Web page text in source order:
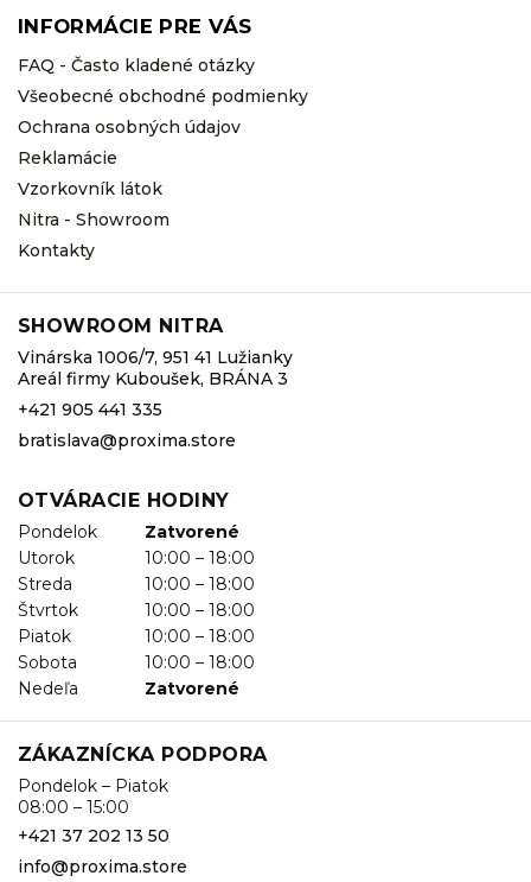
INFORMÁCIE PRE VÁS
FAQ - Často kladené otázky
Všeobecné obchodné podmienky
Ochrana osobných údajov
Reklamácie
Vzorkovník látok
Nitra - Showroom
Kontakty
SHOWROOM NITRA
Vinárska 1006/7, 951 41 Lužianky
Areál firmy Kuboušek, BRÁNA 3
+421 905 441 335
bratislava@proxima.store
OTVÁRACIE HODINY
Pondelok
Zatvorené
Utorok
10:00 – 18:00
Streda
10:00 – 18:00
Štvrtok
10:00 – 18:00
Piatok
10:00 – 18:00
Sobota
10:00 – 18:00
Nedeľa
Zatvorené
ZÁKAZNÍCKA PODPORA
Pondelok – Piatok
08:00 – 15:00
+421 37 202 13 50
info@proxima.store